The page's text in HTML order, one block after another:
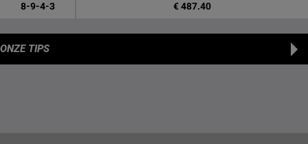
8-9-4-3 € 487.40
ONZE TIPS